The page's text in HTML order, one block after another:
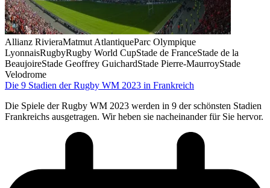
Allianz RivieraMatmut AtlantiqueParc Olympique
LyonnaisRugbyRugby World CupStade de FranceStade de la
BeaujoireStade Geoffrey GuichardStade Pierre-MaurroyStade
Velodrome
Die 9 Stadien der Rugby WM 2023 in Frankreich
Die Spiele der Rugby WM 2023 werden in 9 der schönsten Stadien
Frankreichs ausgetragen. Wir heben sie nacheinander für Sie hervor.